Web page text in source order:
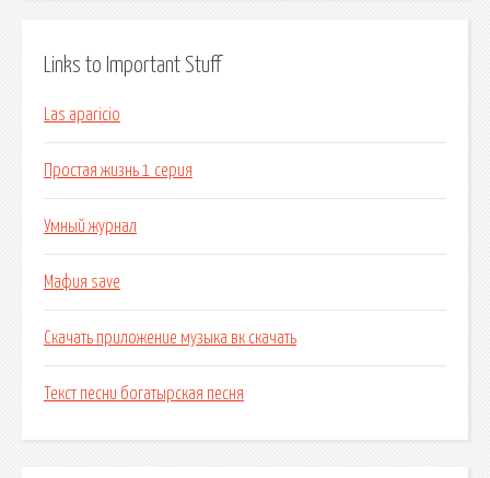
Links to Important Stuff
Las aparicio
Простая жизнь 1 серия
Умный журнал
Мафия save
Скачать приложение музыка вк скачать
Текст песни богатырская песня